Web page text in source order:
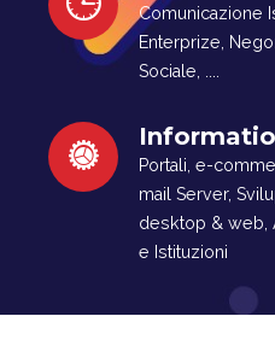
Comunicazione
Enterprize,
Sociale, ....
Portali, e-
mail Server,
desktop & web,
e Istituzioni